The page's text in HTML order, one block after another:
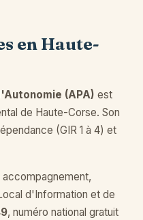
en Haute-
(APA) est
de Haute-Corse. Son
(GIR 1 à 4) et
accompagnement,
d'Information et de
, numéro national gratuit